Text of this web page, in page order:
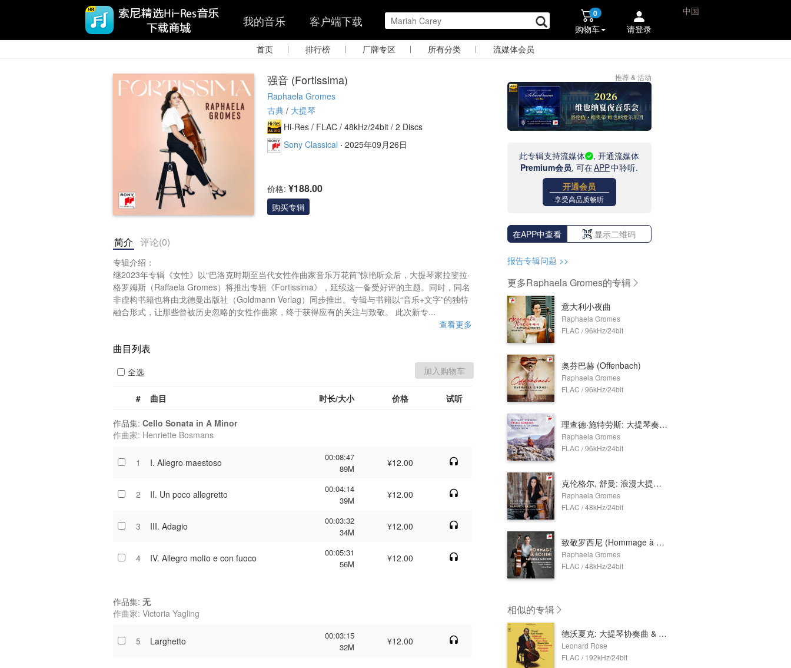
我的音乐 客户端下载 0
购物车 请登录
中国
首页 | 排行榜 | 厂牌专区 | 所有分类 | 流媒体会员
强音 (Fortissima)
Raphaela Gromes
古典 / 大提琴
Hi-Res / FLAC / 48kHz/24bit / 2 Discs
Sony Classical · 2025年09月26日
价格: ¥188.00
购买专辑
简介 评论(0)
专辑介绍：
继2023年专辑《女性》以“巴洛克时期至当代女性作曲家音乐万花筒”惊艳听众后，大提琴家拉斐拉·
格罗姆斯（Raffaela Gromes）将推出专辑《Fortissima》，延续这一备受好评的主题。同时，同名
非虚构书籍也将由戈德曼出版社（Goldmann Verlag）同步推出。专辑与书籍以“音乐+文字”的独特
融合形式，让那些曾被历史忽略的女性作曲家，终于获得应有的关注与致敬。 此次新专...
查看更多
曲目列表
全选
# 曲目 时长/大小 价格 试听
作品集: Cello Sonata in A Minor
作曲家: Henriette Bosmans
1 I. Allegro maestoso
00:08:47
89M
¥12.00
2 II. Un poco allegretto
00:04:14
39M
¥12.00
3 III. Adagio
00:03:32
34M
¥12.00
4 IV. Allegro molto e con fuoco
00:05:31
56M
¥12.00
作品集: 无
作曲家: Victoria Yagling
5 Larghetto
00:03:15
32M
¥12.00
推荐 & 活动
此专辑支持流媒体
, 开通流媒体
Premium会员, 可在APP中聆听.
开通会员
享受高品质畅听
在APP中查看 显示二维码
报告专辑问题 >>
更多Raphaela Gromes的专辑
意大利小夜曲
Raphaela Gromes
FLAC / 96kHz/24bit
奥芬巴赫 (Offenbach)
Raphaela Gromes
FLAC / 96kHz/24bit
理查德·施特劳斯: 大提琴奏鸣曲
Raphaela Gromes
FLAC / 96kHz/24bit
克伦格尔, 舒曼: 浪漫大提琴协奏曲
Raphaela Gromes
FLAC / 48kHz/24bit
致敬罗西尼 (Hommage à Rossini)
Raphaela Gromes
FLAC / 48kHz/24bit
相似的专辑
德沃夏克: 大提琴协奏曲 & 柴可夫斯基: 洛可可主题变奏曲(Remastered)
Leonard Rose
FLAC / 192kHz/24bit